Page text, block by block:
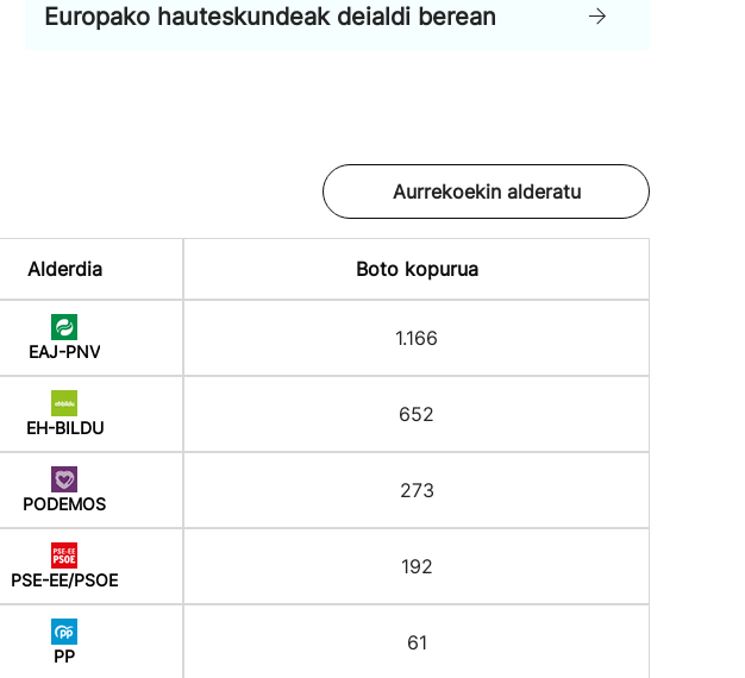
Europako hauteskundeak deialdi berean
Aurrekoekin alderatu
Alderdia Boto kopurua
EAJ-PNV
1.166
EH-BILDU
652
PODEMOS
273
PSE-EE/PSOE
192
PP
61